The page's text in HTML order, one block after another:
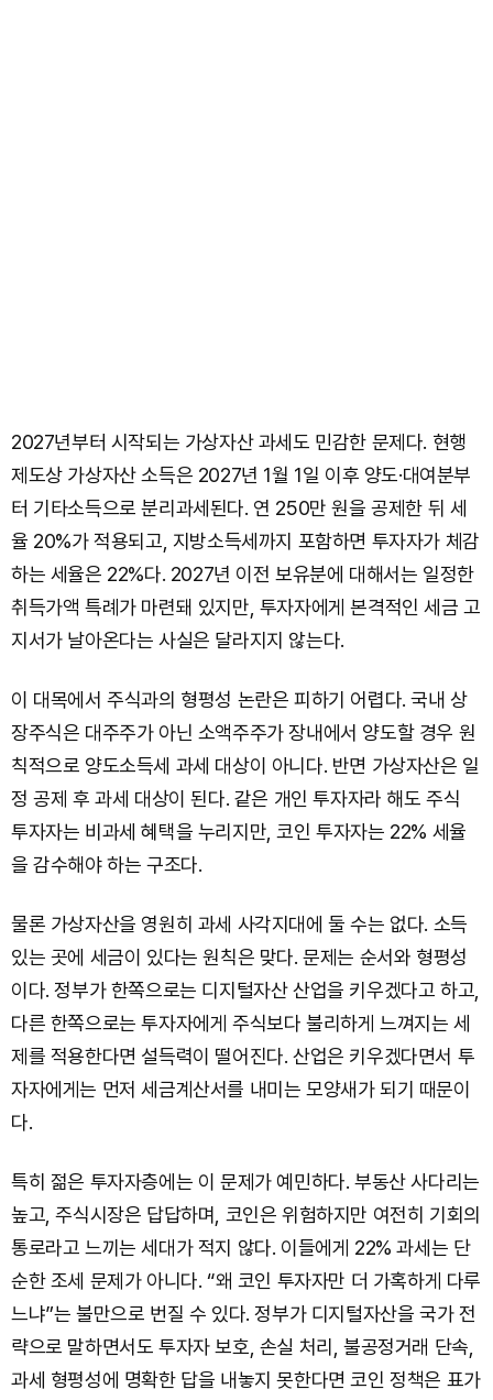
2027년부터 시작되는 가상자산 과세도 민감한 문제다. 현행
제도상 가상자산 소득은 2027년 1월 1일 이후 양도·대여분부
터 기타소득으로 분리과세된다. 연 250만 원을 공제한 뒤 세
율 20%가 적용되고, 지방소득세까지 포함하면 투자자가 체감
하는 세율은 22%다. 2027년 이전 보유분에 대해서는 일정한
취득가액 특례가 마련돼 있지만, 투자자에게 본격적인 세금 고
지서가 날아온다는 사실은 달라지지 않는다.
이 대목에서 주식과의 형평성 논란은 피하기 어렵다. 국내 상
장주식은 대주주가 아닌 소액주주가 장내에서 양도할 경우 원
칙적으로 양도소득세 과세 대상이 아니다. 반면 가상자산은 일
정 공제 후 과세 대상이 된다. 같은 개인 투자자라 해도 주식
투자자는 비과세 혜택을 누리지만, 코인 투자자는 22% 세율
을 감수해야 하는 구조다.
물론 가상자산을 영원히 과세 사각지대에 둘 수는 없다. 소득
있는 곳에 세금이 있다는 원칙은 맞다. 문제는 순서와 형평성
이다. 정부가 한쪽으로는 디지털자산 산업을 키우겠다고 하고,
다른 한쪽으로는 투자자에게 주식보다 불리하게 느껴지는 세
제를 적용한다면 설득력이 떨어진다. 산업은 키우겠다면서 투
자자에게는 먼저 세금계산서를 내미는 모양새가 되기 때문이
다.
특히 젊은 투자자층에는 이 문제가 예민하다. 부동산 사다리는
높고, 주식시장은 답답하며, 코인은 위험하지만 여전히 기회의
통로라고 느끼는 세대가 적지 않다. 이들에게 22% 과세는 단
순한 조세 문제가 아니다. “왜 코인 투자자만 더 가혹하게 다루
느냐”는 불만으로 번질 수 있다. 정부가 디지털자산을 국가 전
략으로 말하면서도 투자자 보호, 손실 처리, 불공정거래 단속,
과세 형평성에 명확한 답을 내놓지 못한다면 코인 정책은 표가